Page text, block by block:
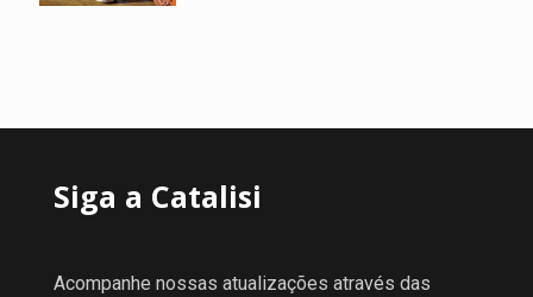
Siga a Catalisi
Acompanhe nossas atualizações através das